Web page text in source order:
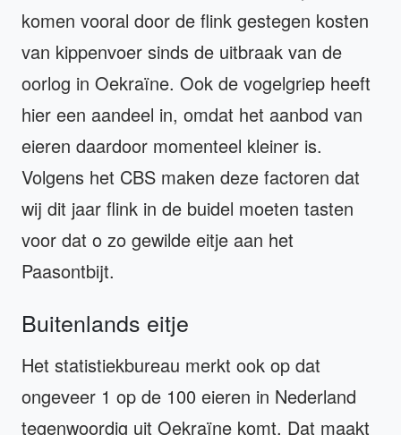
komen vooral door de flink gestegen kosten
van kippenvoer sinds de uitbraak van de
oorlog in Oekraïne. Ook de vogelgriep heeft
hier een aandeel in, omdat het aanbod van
eieren daardoor momenteel kleiner is.
Volgens het CBS maken deze factoren dat
wij dit jaar flink in de buidel moeten tasten
voor dat o zo gewilde eitje aan het
Paasontbijt.
Buitenlands eitje
Het statistiekbureau merkt ook op dat
ongeveer 1 op de 100 eieren in Nederland
tegenwoordig uit Oekraïne komt. Dat maakt